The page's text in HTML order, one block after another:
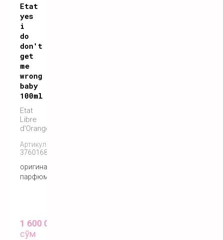
Etat
yes
i
do
don't
get
me
wrong
baby
100ml
Etat
Libre
d'Orange
Артикул:
3760168592362
оригинальный
парфюм
1 600 000
сўм